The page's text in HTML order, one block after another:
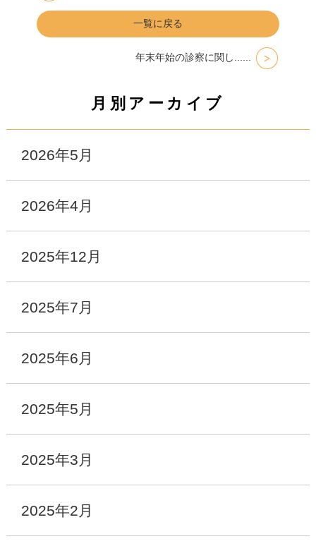
一覧に戻る
年末年始の診察に関し......
月別アーカイブ
2026年5月
2026年4月
2025年12月
2025年7月
2025年6月
2025年5月
2025年3月
2025年2月